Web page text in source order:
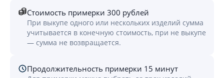
Стоимость примерки 300 рублей
При выкупе одного или нескольких изделий сумма
учитывается в конечную стоимость, при не выкупе
— сумма не возвращается.
Продолжительность примерки 15 минут